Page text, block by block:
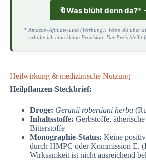
🔖Was blüht denn da?*
* Amazon-Affiliate-Link (Werbung): Wenn du über
erhalte ich eine kleine Provision. Der Preis bleibt
Heilwirkung & medizinische Nutzung
Heilpflanzen-Steckbrief:
Droge: Geranii robertiani herba
Inhaltsstoffe: Gerbstoffe,
Bitterstoffe
Monographie-Status: Keine
durch HMPC oder Kommission E.
Wirksamkeit ist nicht ausreichend